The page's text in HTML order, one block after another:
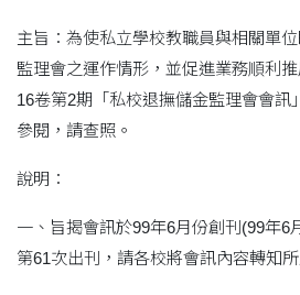
主旨：為使私立學校教職員與相關單
監理會之運作情形，並促進業務順利
16卷第2期「私校退撫儲金監理會會訊
參閱，請查照。
說明：
一、旨揭會訊於99年6月份創刊(99年6
第61次出刊，請各校將會訊內容轉知